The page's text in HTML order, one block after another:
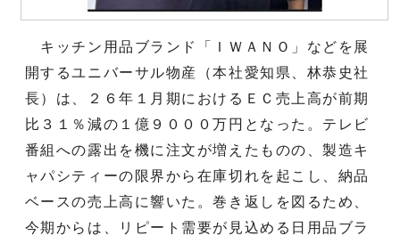
キッチン用品ブランド「ＩＷＡＮＯ」などを展
開するユニバーサル物産（本社愛知県、林恭史社
長）は、２６年１月期におけるＥＣ売上高が前期
比３１％減の１億９０００万円となった。テレビ
番組への露出を機に注文が増えたものの、製造キ
ャパシティーの限界から在庫切れを起こし、納品
ベースの売上高に響いた。巻き返しを図るため、
今期からは、リピート需要が見込める日用品ブラ